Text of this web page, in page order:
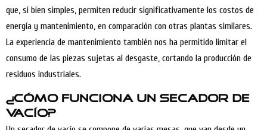
que, si bien simples, permiten reducir significativamente los costos de
energía y mantenimiento, en comparación con otras plantas similares.
La experiencia de mantenimiento también nos ha permitido limitar el
consumo de las piezas sujetas al desgaste, cortando la producción de
residuos industriales.
¿Cómo funciona un secador de
vacío?